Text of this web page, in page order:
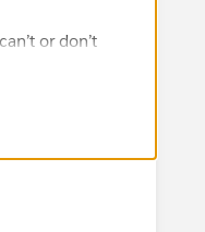
or don’t
of data at